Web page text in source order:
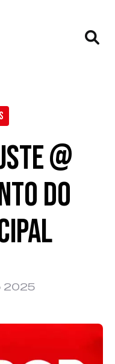
@
do
2025